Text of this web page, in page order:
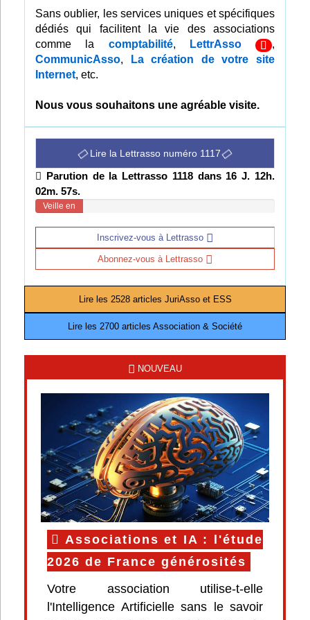
Infos
Divers
Abo Lettrasso
Désabo Lettrasso
Nous contacter
Sans oublier, les services uniques et spécifiques
dédiés qui facilitent la vie des associations
comme la comptabilité, LettrAsso
,
CommunicAsso,
La création de votre site
Internet, etc.
Nous vous souhaitons une agréable visite.
Lire la Lettrasso numéro 1117
Parution de la Lettrasso 1118 dans 16 J. 12h.
02m. 56s.
Veille en
Inscrivez-vous à Lettrasso
Abonnez-vous à Lettrasso
Lire les 2528 articles JuriAsso et ESS
Lire les 2700 articles Association & Société
NOUVEAU
Associations et IA : l'étude
2026 de France générosités
Votre association utilise-t-elle
l'Intelligence Artificielle sans le savoir